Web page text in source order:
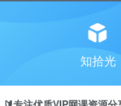
快手
知拾光